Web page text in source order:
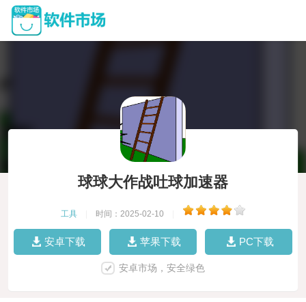
球球大作战吐球加速器
工具 时间：2025-02-10
安卓下载 苹果下载 PC下载
安卓市场，安全绿色